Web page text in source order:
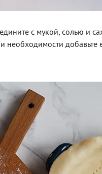
с мукой, солью и
необходимости